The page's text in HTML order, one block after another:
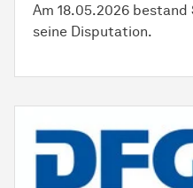
Am 18.05.2026 bestand
seine Disputation.